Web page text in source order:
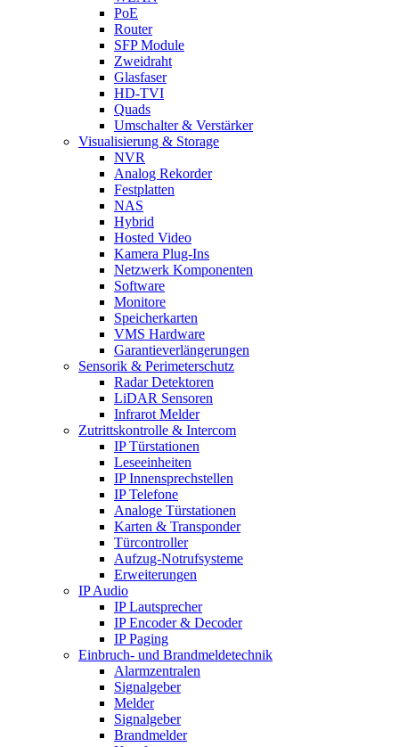
PoE
Router
SFP Module
Zweidraht
Glasfaser
HD-TVI
Quads
Umschalter & Verstärker
Visualisierung & Storage
NVR
Analog Rekorder
Festplatten
NAS
Hybrid
Hosted Video
Kamera Plug-Ins
Netzwerk Komponenten
Software
Monitore
Speicherkarten
VMS Hardware
Garantieverlängerungen
Sensorik & Perimeterschutz
Radar Detektoren
LiDAR Sensoren
Infrarot Melder
Zutrittskontrolle & Intercom
IP Türstationen
Leseeinheiten
IP Innensprechstellen
IP Telefone
Analoge Türstationen
Karten & Transponder
Türcontroller
Aufzug-Notrufsysteme
Erweiterungen
IP Audio
IP Lautsprecher
IP Encoder & Decoder
IP Paging
Einbruch- und Brandmeldetechnik
Alarmzentralen
Signalgeber
Melder
Signalgeber
Brandmelder